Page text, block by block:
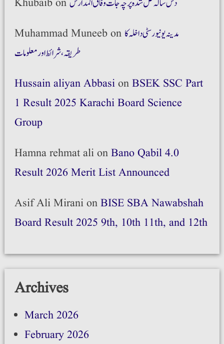
Khubaibonدس سالہ حل شدہ پرچہ جات وفاق المدارس
Muhammad Muneebon مدینہ یونیورسٹی داخلہ کا
طریقہ،شرائط اور معلومات
Hussain aliyan AbbasionBSEK SSC Part
1 Result 2025 Karachi Board Science
Group
Hamna rehmat alionBano Qabil 4.0
Result 2026 Merit List Announced
Asif Ali MiranionBISE SBA Nawabshah
Board Result 2025 9th, 10th 11th, and 12th
Archives
March 2026
February 2026